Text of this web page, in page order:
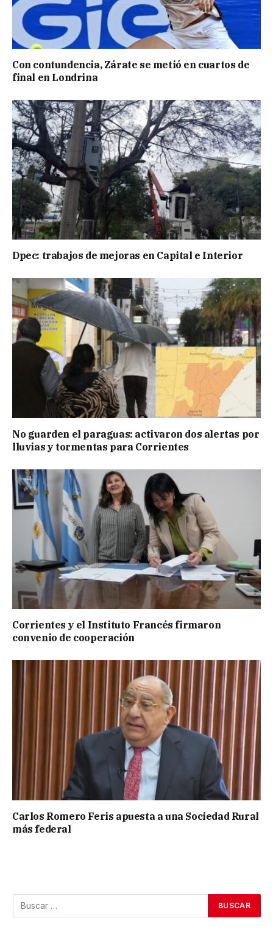
Con contundencia, Zárate se metió en cuartos de
final en Londrina
Dpec: trabajos de mejoras en Capital e Interior
No guarden el paraguas: activaron dos alertas por
lluvias y tormentas para Corrientes
Corrientes y el Instituto Francés firmaron
convenio de cooperación
Carlos Romero Feris apuesta a una Sociedad Rural
más federal